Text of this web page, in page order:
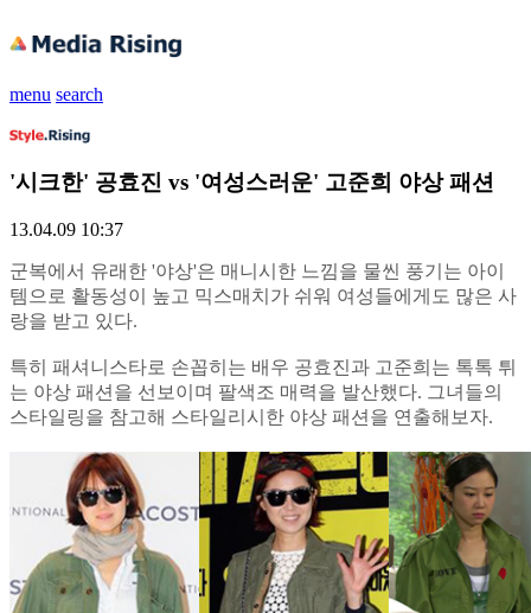
menu search
'시크한' 공효진 vs '여성스러운' 고준희 야상 패션
13.04.09 10:37
군복에서 유래한 '야상'은 매니시한 느낌을 물씬 풍기는 아이
템으로 활동성이 높고 믹스매치가 쉬워 여성들에게도 많은 사
랑을 받고 있다.
특히 패셔니스타로 손꼽히는 배우 공효진과 고준희는 톡톡 튀
는 야상 패션을 선보이며 팔색조 매력을 발산했다. 그녀들의
스타일링을 참고해 스타일리시한 야상 패션을 연출해보자.